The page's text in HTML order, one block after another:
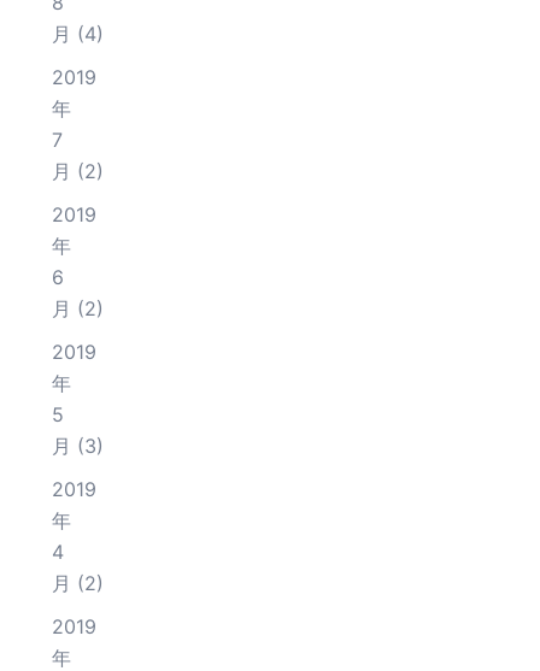
月 (4)
2019
年
7
月 (2)
2019
年
6
月 (2)
2019
年
5
月 (3)
2019
年
4
月 (2)
2019
年